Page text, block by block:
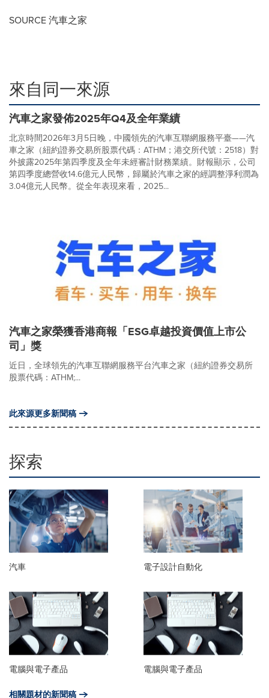
SOURCE 汽車之家
來自同一來源
汽車之家發佈2025年Q4及全年業績
北京時間2026年3月5日晚，中國領先的汽車互聯網服務平臺——汽
車之家（紐約證券交易所股票代碼：ATHM；港交所代號：2518）對
外披露2025年第四季度及全年未經審計財務業績。財報顯示，公司
第四季度總營收14.6億元人民幣，歸屬於汽車之家的經調整淨利潤為
3.04億元人民幣。從全年表現來看，2025...
汽車之家榮獲香港商報「ESG卓越投資價值上市公
司」獎
近日，全球領先的汽車互聯網服務平台汽車之家（紐約證券交易所
股票代碼：ATHM;...
此來源更多新聞稿
探索
汽車 電子設計自動化
電腦與電子產品 電腦與電子產品
相關題材的新聞稿